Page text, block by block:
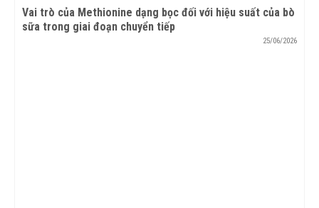
Vai trò của Methionine dạng bọc đối với hiệu suất của bò
sữa trong giai đoạn chuyển tiếp
25/06/2026